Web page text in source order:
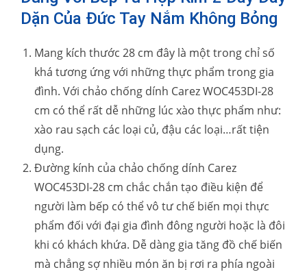
Dặn Của Đức Tay Nắm Không Bỏng
Mang kích thước 28 cm đây là một trong chỉ số
khá tương ứng với những thực phẩm trong gia
đình. Với chảo chống dính Carez WOC453DI-28
cm có thể rất dễ những lúc xào thực phẩm như:
xào rau sạch các loại củ, đậu các loại…rất tiện
dụng.
Đường kính của chảo chống dính Carez
WOC453DI-28 cm chắc chắn tạo điều kiện để
người làm bếp có thể vô tư chế biến mọi thực
phẩm đối với đại gia đình đông người hoặc là đôi
khi có khách khứa. Dễ dàng gia tăng đồ chế biến
mà chẳng sợ nhiều món ăn bị rơi ra phía ngoài